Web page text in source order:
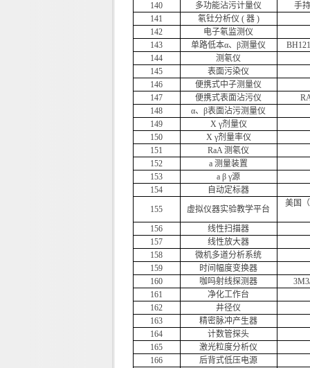
140
多功能沾污计量仪
手
141
氡钍分析仪 ( 器 )
142
电子氡监测仪
143
单路低本α、β测量仪
144
测氡仪
145
表面污染仪
146
便携式中子测量仪
147
便携式表面沾污仪
148
α、β表面沾污测量仪
149
X γ剂量仪
150
X γ剂量率仪
151
RaA 测氡仪
152
a 测量装置
153
a β γ源
154
自动定标器
155
虚拟仪器实验教学平台
美国
156
线性扫描器
157
线性放大器
158
微机多道分析系统
159
时间幅度变换器
160
咖吗射线探测器
161
净化工作台
162
井径仪
163
精密脉冲产生器
164
计数管探头
165
激光粒度分析仪
166
后背式低压电源